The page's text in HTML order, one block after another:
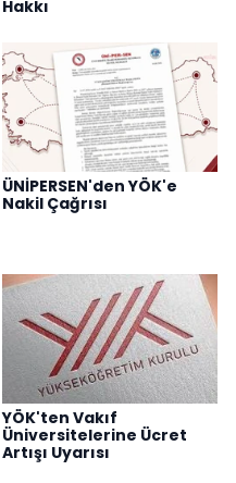
Hakkı
ÜNİPERSEN'den YÖK'e
Nakil Çağrısı
YÖK'ten Vakıf
Üniversitelerine Ücret
Artışı Uyarısı